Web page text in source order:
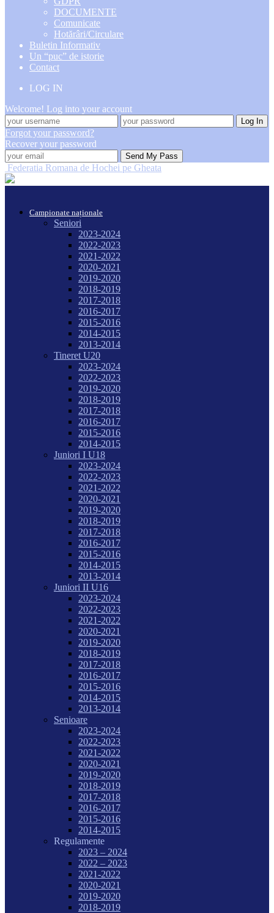
DOCUMENTE
Comunicate
Hotărâri/Circulare
Buletin Informativ
Un “puc” de istorie
Contact
LOG IN
Welcome! Log into your account
Forgot your password?
Recover your password
Federatia Romana de Hochei pe Gheata
Campionate naționale
Seniori
2023-2024
2022-2023
2021-2022
2020-2021
2019-2020
2018-2019
2017-2018
2016-2017
2015-2016
2014-2015
2013-2014
Tineret U20
2023-2024
2022-2023
2019-2020
2018-2019
2017-2018
2016-2017
2015-2016
2014-2015
Juniori I U18
2023-2024
2022-2023
2021-2022
2020-2021
2019-2020
2018-2019
2017-2018
2016-2017
2015-2016
2014-2015
2013-2014
Juniori II U16
2023-2024
2022-2023
2021-2022
2020-2021
2019-2020
2018-2019
2017-2018
2016-2017
2015-2016
2014-2015
2013-2014
Senioare
2023-2024
2022-2023
2021-2022
2020-2021
2019-2020
2018-2019
2017-2018
2016-2017
2015-2016
2014-2015
Regulamente
2023 – 2024
2022 – 2023
2021-2022
2020-2021
2019-2020
2018-2019